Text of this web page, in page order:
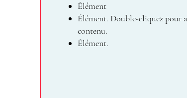
Élément
Élément. Double-cliquez pour
contenu.
Élément.